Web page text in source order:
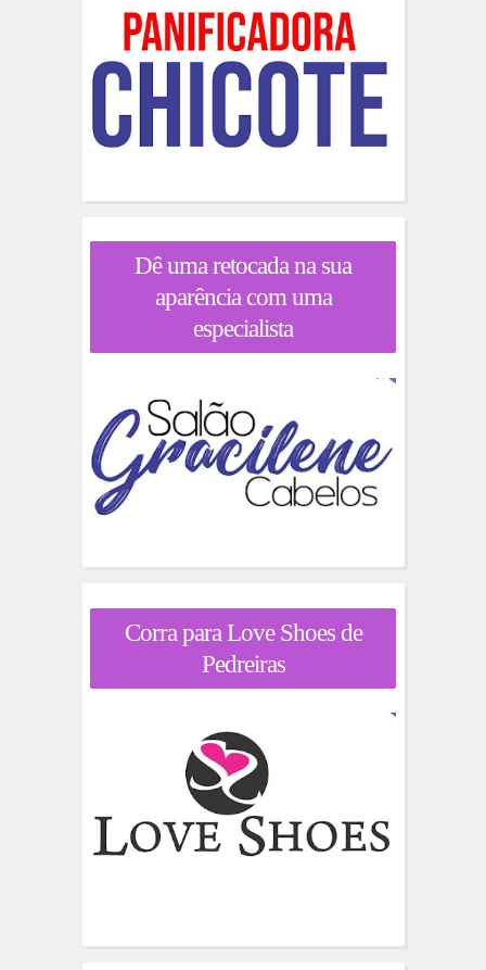
Dê uma retocada na sua
aparência com uma
especialista
Corra para Love Shoes de
Pedreiras